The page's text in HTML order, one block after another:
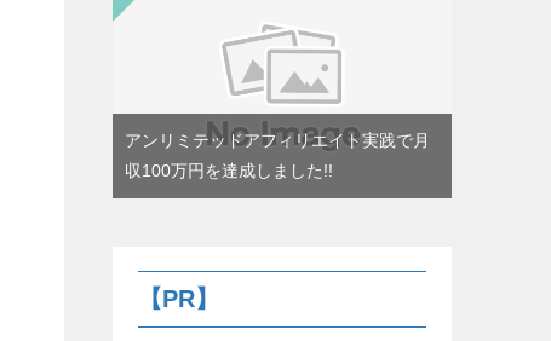
アンリミテッドアフィリエイト実践で月
収100万円を達成しました!!
【PR】